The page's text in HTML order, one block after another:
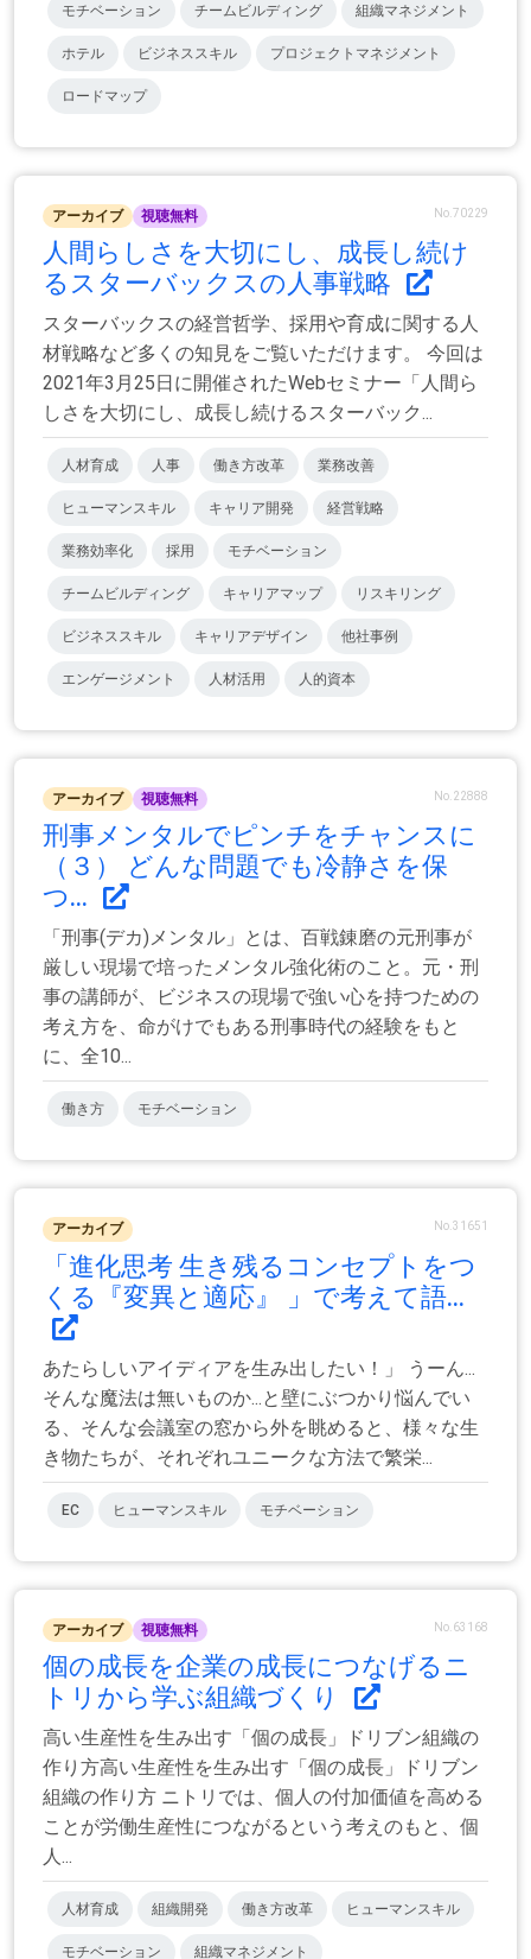
モチベーション チームビルディング 組織マネジメント
ホテル ビジネススキル プロジェクトマネジメント
ロードマップ
アーカイブ 視聴無料 No.70229
人間らしさを大切にし、成長し続け
るスターバックスの人事戦略
スターバックスの経営哲学、採用や育成に関する人
材戦略など多くの知見をご覧いただけます。 今回は
2021年3月25日に開催されたWebセミナー「人間ら
しさを大切にし、成長し続けるスターバック...
人材育成 人事 働き方改革 業務改善
ヒューマンスキル キャリア開発 経営戦略
業務効率化 採用 モチベーション
チームビルディング キャリアマップ リスキリング
ビジネススキル キャリアデザイン 他社事例
エンゲージメント 人材活用 人的資本
アーカイブ 視聴無料 No.22888
刑事メンタルでピンチをチャンスに
（３） どんな問題でも冷静さを保
つ...
「刑事(デカ)メンタル」とは、百戦錬磨の元刑事が
厳しい現場で培ったメンタル強化術のこと。元・刑
事の講師が、ビジネスの現場で強い心を持つための
考え方を、命がけでもある刑事時代の経験をもと
に、全10...
働き方 モチベーション
アーカイブ No.31651
「進化思考 生き残るコンセプトをつ
くる『変異と適応』 」で考えて語...
あたらしいアイディアを生み出したい！」 うーん...
そんな魔法は無いものか...と壁にぶつかり悩んでい
る、そんな会議室の窓から外を眺めると、様々な生
き物たちが、それぞれユニークな方法で繁栄...
EC ヒューマンスキル モチベーション
アーカイブ 視聴無料 No.63168
個の成長を企業の成長につなげるニ
トリから学ぶ組織づくり
高い生産性を生み出す「個の成長」ドリブン組織の
作り方高い生産性を生み出す「個の成長」ドリブン
組織の作り方 ニトリでは、個人の付加価値を高める
ことが労働生産性につながるという考えのもと、個
人...
人材育成 組織開発 働き方改革 ヒューマンスキル
モチベーション 組織マネジメント